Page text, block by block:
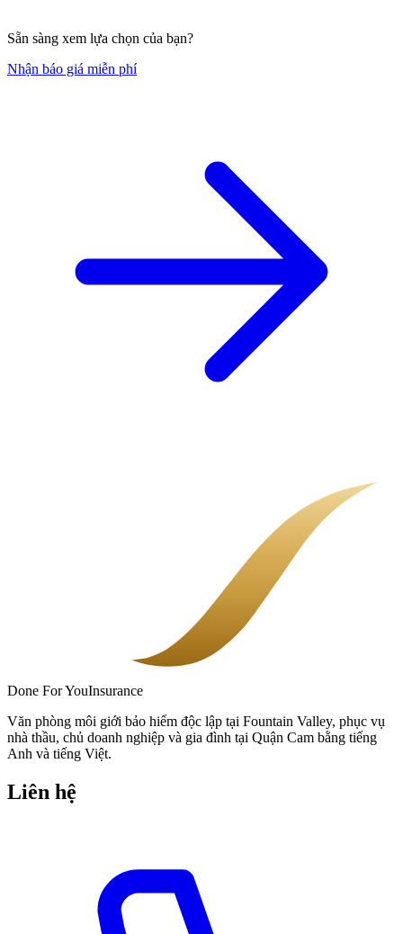
Sẵn sàng xem lựa chọn của bạn?
Nhận báo giá miễn phí
Done For YouInsurance
Văn phòng môi giới bảo hiểm độc lập tại Fountain Valley, phục vụ
nhà thầu, chủ doanh nghiệp và gia đình tại Quận Cam bằng tiếng
Anh và tiếng Việt.
Liên hệ